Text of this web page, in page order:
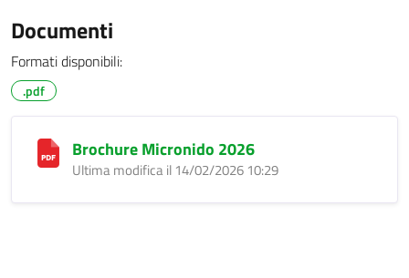
Documenti
Formati disponibili:
.pdf
Brochure Micronido 2026
Ultima modifica il 14/02/2026 10:29